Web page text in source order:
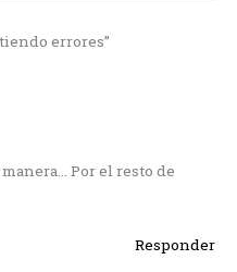
errores”
Por el resto de
Responder